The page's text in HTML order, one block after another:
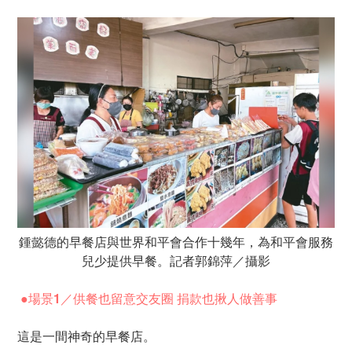
鍾懿德的早餐店與世界和平會合作十幾年，為和平會服務
兒少提供早餐。記者郭錦萍／攝影
●場景1／供餐也留意交友圈 捐款也揪人做善事
這是一間神奇的早餐店。